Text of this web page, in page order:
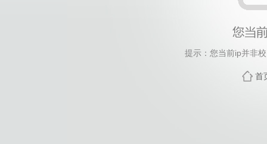
提示：您当前ip并非
首